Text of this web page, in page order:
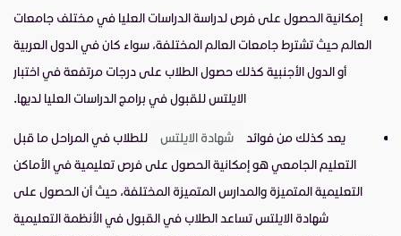
إمكانية الحصول على فرص لدراسة الدراسات العليا في مختلف جامعات
العالم حيث تشترط جامعات العالم المختلفة، سواء كان في الدول العربية
أو الدول الأجنبية كذلك حصول الطلاب على درجات مرتفعة في اختبار
الايلتس للقبول في برامج الدراسات العليا لديها.
يعد كذلك من فوائد شهادة الايلتس
للطلاب في المراحل ما قبل
التعليم الجامعي هو إمكانية الحصول على فرص تعليمية في الأماكن
التعليمية المتميزة والمدارس المتميزة المختلفة، حيث أن الحصول على
شهادة الايلتس تساعد الطلاب في القبول في الأنظمة التعليمية